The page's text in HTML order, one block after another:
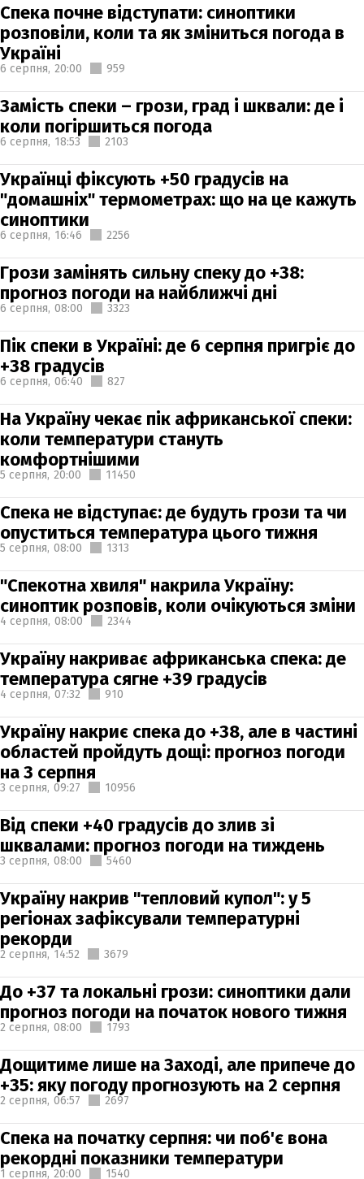
Спека почне відступати: синоптики
розповіли, коли та як зміниться погода в
Україні
6 серпня, 20:00 959
Замість спеки – грози, град і шквали: де і
коли погіршиться погода
6 серпня, 18:53 2103
Українці фіксують +50 градусів на
"домашніх" термометрах: що на це кажуть
синоптики
6 серпня, 16:46 2256
Грози замінять сильну спеку до +38:
прогноз погоди на найближчі дні
6 серпня, 08:00 3323
Пік спеки в Україні: де 6 серпня пригріє до
+38 градусів
6 серпня, 06:40 827
На Україну чекає пік африканської спеки:
коли температури стануть
комфортнішими
5 серпня, 20:00 11450
Спека не відступає: де будуть грози та чи
опуститься температура цього тижня
5 серпня, 08:00 1313
"Спекотна хвиля" накрила Україну:
синоптик розповів, коли очікуються зміни
4 серпня, 08:00 2344
Україну накриває африканська спека: де
температура сягне +39 градусів
4 серпня, 07:32 910
Україну накриє спека до +38, але в частині
областей пройдуть дощі: прогноз погоди
на 3 серпня
3 серпня, 09:27 10956
Від спеки +40 градусів до злив зі
шквалами: прогноз погоди на тиждень
3 серпня, 08:00 5460
Україну накрив "тепловий купол": у 5
регіонах зафіксували температурні
рекорди
2 серпня, 14:52 3679
До +37 та локальні грози: синоптики дали
прогноз погоди на початок нового тижня
2 серпня, 08:00 1793
Дощитиме лише на Заході, але припече до
+35: яку погоду прогнозують на 2 серпня
2 серпня, 06:57 2697
Спека на початку серпня: чи поб'є вона
рекордні показники температури
1 серпня, 20:00 1540